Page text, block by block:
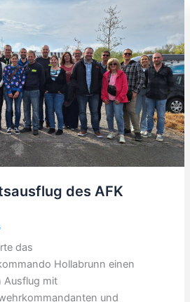
des AFK
das
Hollabrunn einen
Ausflug mit
und